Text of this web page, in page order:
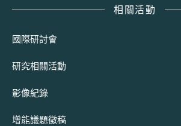
相關活動
國際研討會
研究相關活動
影像紀錄
增能議題徵稿